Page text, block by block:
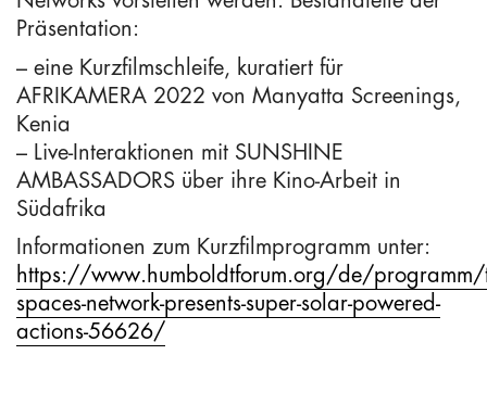
Präsentation:
– eine Kurzfilmschleife, kuratiert für
AFRIKAMERA 2022 von Manyatta Screenings,
Kenia
– Live-Interaktionen mit SUNSHINE
AMBASSADORS über ihre Kino-Arbeit in
Südafrika
Informationen zum Kurzfilmprogramm unter:
https://www.humboldtforum.org/de/
spaces-network-presents-super-solar-powered-
actions-56626/